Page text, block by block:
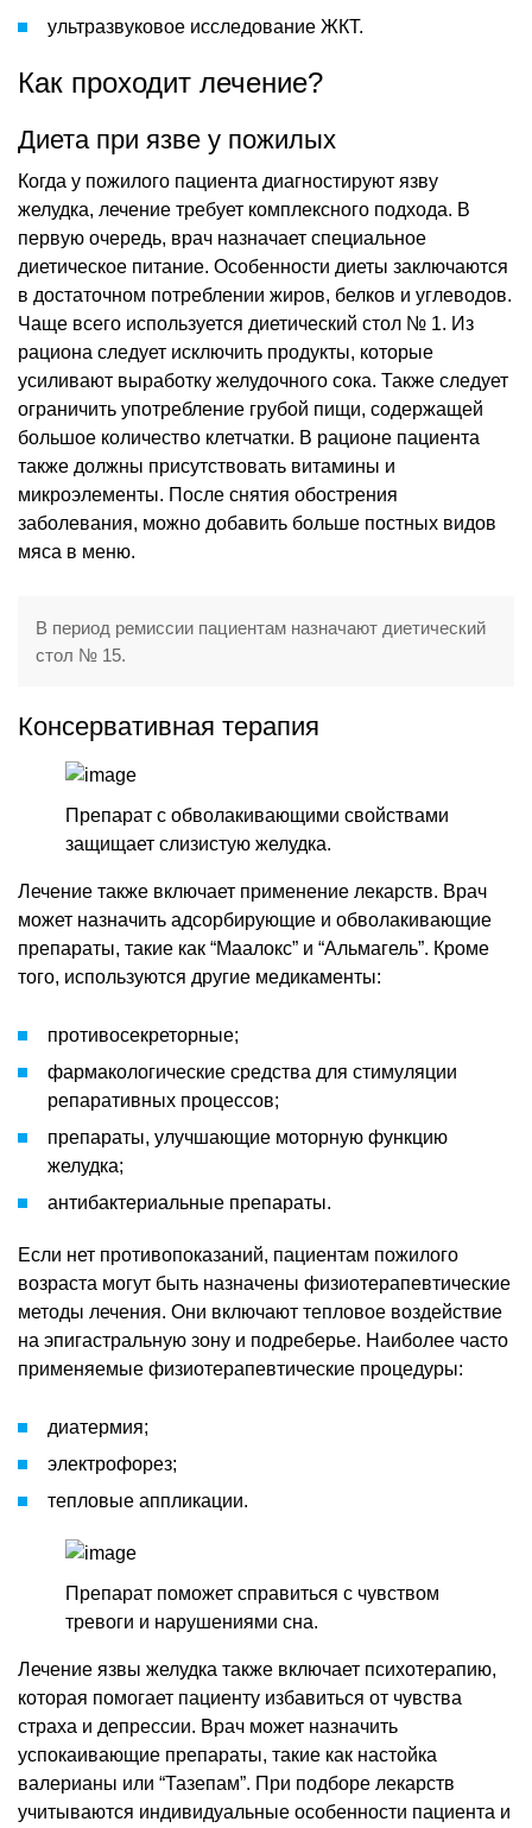
ультразвуковое исследование ЖКТ.
Как проходит лечение?
Диета при язве у пожилых
Когда у пожилого пациента диагностируют язву
желудка, лечение требует комплексного подхода. В
первую очередь, врач назначает специальное
диетическое питание. Особенности диеты заключаются
в достаточном потреблении жиров, белков и углеводов.
Чаще всего используется диетический стол № 1. Из
рациона следует исключить продукты, которые
усиливают выработку желудочного сока. Также следует
ограничить употребление грубой пищи, содержащей
большое количество клетчатки. В рационе пациента
также должны присутствовать витамины и
микроэлементы. После снятия обострения
заболевания, можно добавить больше постных видов
мяса в меню.
В период ремиссии пациентам назначают диетический
стол № 15.
Консервативная терапия
Препарат с обволакивающими свойствами
защищает слизистую желудка.
Лечение также включает применение лекарств. Врач
может назначить адсорбирующие и обволакивающие
препараты, такие как “Маалокс” и “Альмагель”. Кроме
того, используются другие медикаменты:
противосекреторные;
фармакологические средства для стимуляции
репаративных процессов;
препараты, улучшающие моторную функцию
желудка;
антибактериальные препараты.
Если нет противопоказаний, пациентам пожилого
возраста могут быть назначены физиотерапевтические
методы лечения. Они включают тепловое воздействие
на эпигастральную зону и подреберье. Наиболее часто
применяемые физиотерапевтические процедуры:
диатермия;
электрофорез;
тепловые аппликации.
Препарат поможет справиться с чувством
тревоги и нарушениями сна.
Лечение язвы желудка также включает психотерапию,
которая помогает пациенту избавиться от чувства
страха и депрессии. Врач может назначить
успокаивающие препараты, такие как настойка
валерианы или “Тазепам”. При подборе лекарств
учитываются индивидуальные особенности пациента и